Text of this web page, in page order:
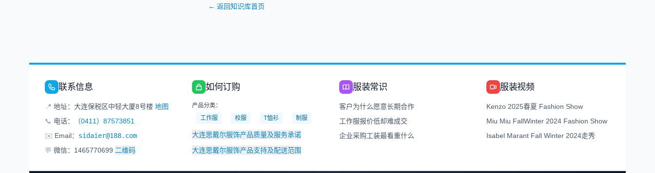
←返回知识库首页
联系信息
📍 地址：大连保税区中轻大厦8号楼 地图
📞 电话：
（0411）87573851
✉️ Email： sidaier@188.com
💬 微信：1465770699 二维码
如何订购
产品分类：
工作服
校服 T恤衫 制服
大连思戴尔服饰产品质量及服务承诺
大连思戴尔服饰产品支持及配送范围
服装常识
客户为什么愿意长期合作
工作服报价低却难成交
企业采购工装最看重什么
服装视频
Kenzo 2025春夏 Fashion Show
Miu Miu FallWinter 2024 Fashion Show
Isabel Marant Fall Winter 2024走秀